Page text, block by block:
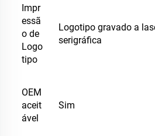
Impr
essã
o de
Logo
tipo
Logotipo gravado a
serigráfica
OEM
aceit
ável
Sim